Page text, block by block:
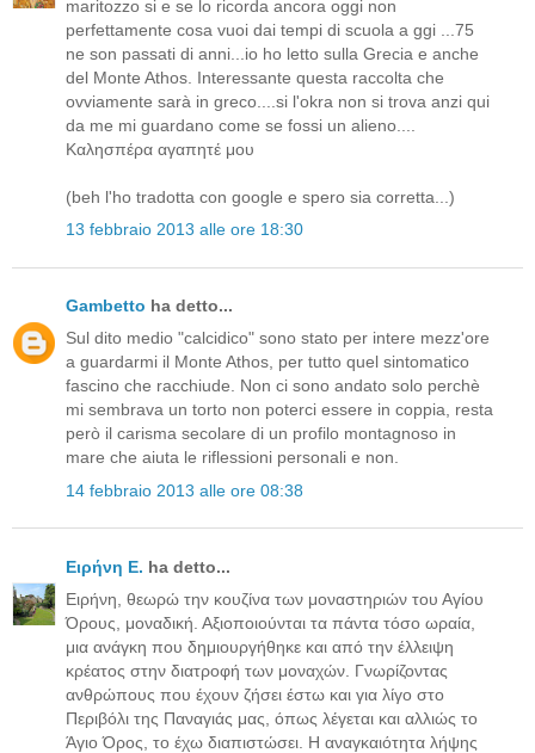
maritozzo si e se lo ricorda ancora oggi non
perfettamente cosa vuoi dai tempi di scuola a ggi ...75
ne son passati di anni...io ho letto sulla Grecia e anche
del Monte Athos. Interessante questa raccolta che
ovviamente sarà in greco....si l'okra non si trova anzi qui
da me mi guardano come se fossi un alieno....
Καλησπέρα αγαπητέ μου
(beh l'ho tradotta con google e spero sia corretta...)
13 febbraio 2013 alle ore 18:30
Gambetto ha detto...
Sul dito medio "calcidico" sono stato per intere mezz'ore
a guardarmi il Monte Athos, per tutto quel sintomatico
fascino che racchiude. Non ci sono andato solo perchè
mi sembrava un torto non poterci essere in coppia, resta
però il carisma secolare di un profilo montagnoso in
mare che aiuta le riflessioni personali e non.
14 febbraio 2013 alle ore 08:38
Ειρήνη Ε. ha detto...
Ειρήνη, θεωρώ την κουζίνα των μοναστηριών του Αγίου
Όρους, μοναδική. Αξιοποιούνται τα πάντα τόσο ωραία,
μια ανάγκη που δημιουργήθηκε και από την έλλειψη
κρέατος στην διατροφή των μοναχών. Γνωρίζοντας
ανθρώπους που έχουν ζήσει έστω και για λίγο στο
Περιβόλι της Παναγιάς μας, όπως λέγεται και αλλιώς το
Άγιο Όρος, το έχω διαπιστώσει. Η αναγκαιότητα λήψης